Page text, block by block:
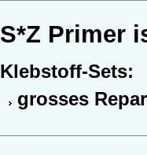
S*Z Primer
Klebstoff-Sets:
grosses